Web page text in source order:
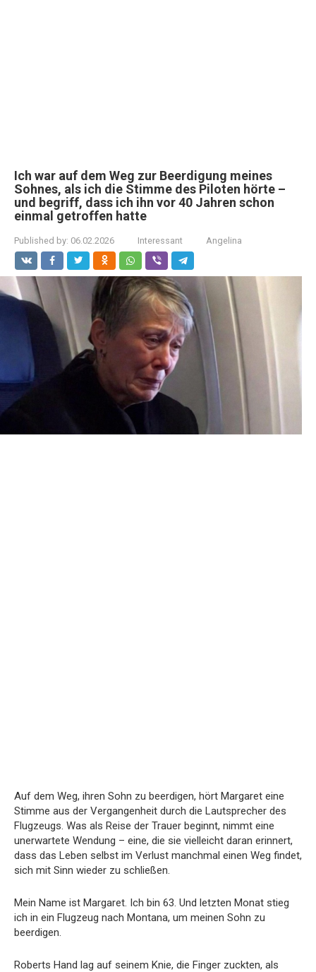
Ich war auf dem Weg zur Beerdigung meines
Sohnes, als ich die Stimme des Piloten hörte –
und begriff, dass ich ihn vor 40 Jahren schon
einmal getroffen hatte
Published by: 06.02.2026 Interessant Angelina
Auf dem Weg, ihren Sohn zu beerdigen, hört Margaret eine
Stimme aus der Vergangenheit durch die Lautsprecher des
Flugzeugs. Was als Reise der Trauer beginnt, nimmt eine
unerwartete Wendung – eine, die sie vielleicht daran erinnert,
dass das Leben selbst im Verlust manchmal einen Weg findet,
sich mit Sinn wieder zu schließen.
Mein Name ist Margaret. Ich bin 63. Und letzten Monat stieg
ich in ein Flugzeug nach Montana, um meinen Sohn zu
beerdigen.
Roberts Hand lag auf seinem Knie, die Finger zuckten, als